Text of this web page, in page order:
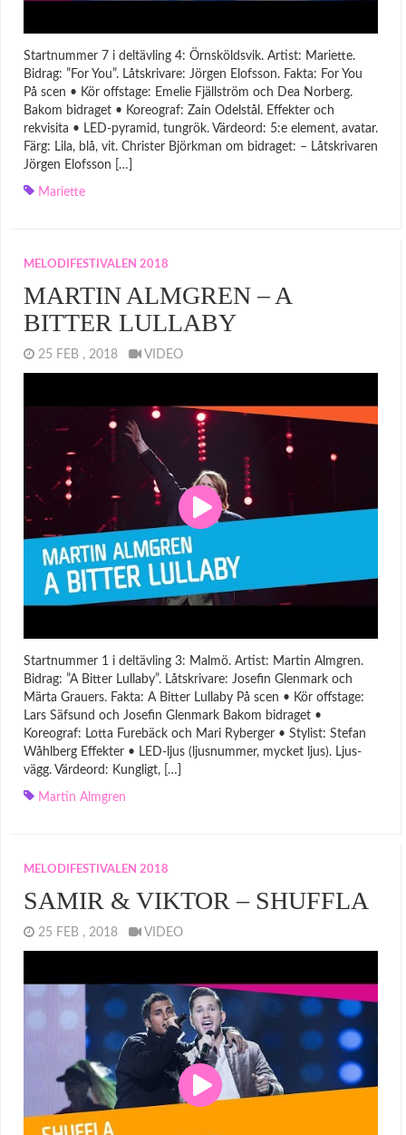
Startnummer 7 i deltävling 4: Örnsköldsvik. Artist: Mariette.
Bidrag: ”For You”. Låtskrivare: Jörgen Elofsson. Fakta: For You
På scen • Kör offstage: Emelie Fjällström och Dea Norberg.
Bakom bidraget • Koreograf: Zain Odelstål. Effekter och
rekvisita • LED-pyramid, tungrök. Värdeord: 5:e element, avatar.
Färg: Lila, blå, vit. Christer Björkman om bidraget: – Låtskrivaren
Jörgen Elofsson […]
Mariette
MELODIFESTIVALEN 2018
MARTIN ALMGREN – A
BITTER LULLABY
25 FEB , 2018 VIDEO
Startnummer 1 i deltävling 3: Malmö. Artist: Martin Almgren.
Bidrag: ”A Bitter Lullaby”. Låtskrivare: Josefin Glenmark och
Märta Grauers. Fakta: A Bitter Lullaby På scen • Kör offstage:
Lars Säfsund och Josefin Glenmark Bakom bidraget •
Koreograf: Lotta Furebäck och Mari Ryberger • Stylist: Stefan
Wåhlberg Effekter • LED-ljus (ljusnummer, mycket ljus). Ljus-
vägg. Värdeord: Kungligt, […]
Martin Almgren
MELODIFESTIVALEN 2018
SAMIR & VIKTOR – SHUFFLA
25 FEB , 2018 VIDEO